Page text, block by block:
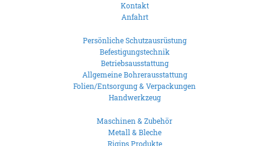
Kontakt
Anfahrt
Persönliche Schutzausrüstung
Befestigungstechnik
Betriebsausstattung
Allgemeine Bohrerausstattung
Folien/Entsorgung & Verpackungen
Handwerkzeug
Maschinen & Zubehör
Metall & Bleche
Rigips Produkte